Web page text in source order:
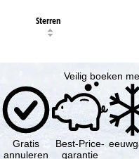
Sterren
Veilig boeken
Gratis
annuleren
Best-Price-
garantie